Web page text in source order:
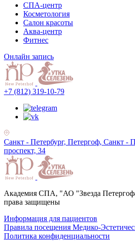
СПА-центр
Косметология
Салон красоты
Аква-центр
Фитнес
Онлайн запись
+7 (812) 319-10-79
Санкт - Петербург, Петергоф, Санкт -
проспект, 34
Академия СПА, "АО "Звезда
права защищены
Информация для пациентов
Правила посещения Медико-
Политика конфиденциальности